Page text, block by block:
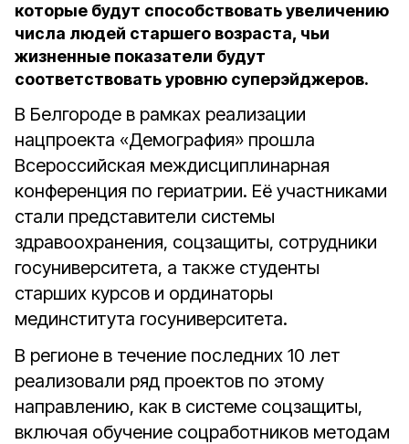
которые будут способствовать увеличению
числа людей старшего возраста, чьи
жизненные показатели будут
соответствовать уровню суперэйджеров.
В Белгороде в рамках реализации
нацпроекта «Демография» прошла
Всероссийская междисциплинарная
конференция по гериатрии. Её участниками
стали представители системы
здравоохранения, соцзащиты, сотрудники
госуниверситета, а также студенты
старших курсов и ординаторы
мединститута госуниверситета.
В регионе в течение последних 10 лет
реализовали ряд проектов по этому
направлению, как в системе соцзащиты,
включая обучение соцработников методам